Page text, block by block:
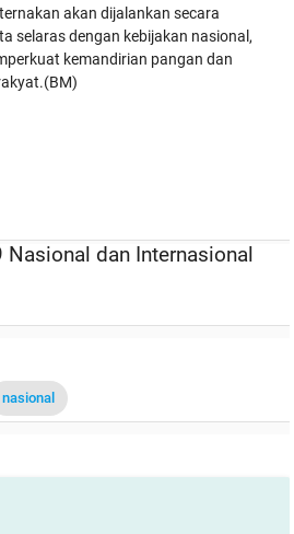
akan dijalankan secara
selaras dengan kebijakan nasional,
kemandirian pangan dan
dan Internasional
nasional